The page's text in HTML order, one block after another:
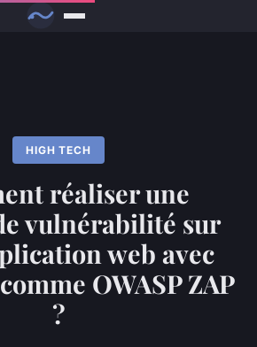
HIGH TECH
réaliser une
vulnérabilité sur
web avec
OWASP ZAP
?